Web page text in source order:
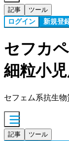
記事 ツール
ログイン 新規登
セフカ
細粒小
セフェム系抗生物
記事 ツール